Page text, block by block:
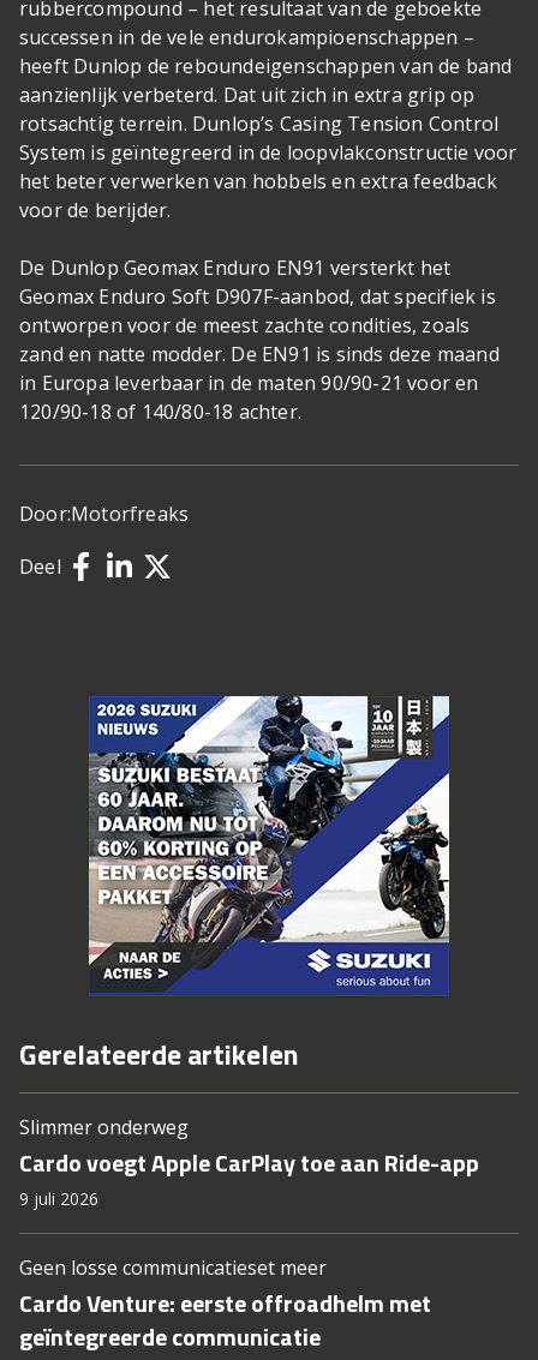
rubbercompound – het resultaat van de geboekte
successen in de vele endurokampioenschappen –
heeft Dunlop de reboundeigenschappen van de band
aanzienlijk verbeterd. Dat uit zich in extra grip op
rotsachtig terrein. Dunlop’s Casing Tension Control
System is geïntegreerd in de loopvlakconstructie voor
het beter verwerken van hobbels en extra feedback
voor de berijder.
De Dunlop Geomax Enduro EN91 versterkt het
Geomax Enduro Soft D907F-aanbod, dat specifiek is
ontworpen voor de meest zachte condities, zoals
zand en natte modder. De EN91 is sinds deze maand
in Europa leverbaar in de maten 90/90-21 voor en
120/90-18 of 140/80-18 achter.
Door:Motorfreaks
Deel
Gerelateerde artikelen
Slimmer onderweg
Cardo voegt Apple CarPlay toe aan Ride-app
9 juli 2026
Geen losse communicatieset meer
Cardo Venture: eerste offroadhelm met
geïntegreerde communicatie